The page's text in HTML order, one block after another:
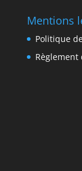
Mentions
Politique
Règlement